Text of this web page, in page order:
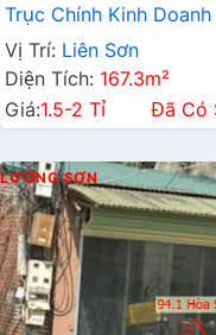
Trục Chính Kinh
Vị Trí: Liên Sơn
Diện Tích: 167.3m²
Giá:1.5-2 Tỉ Đã Có
LƯƠNG SƠN